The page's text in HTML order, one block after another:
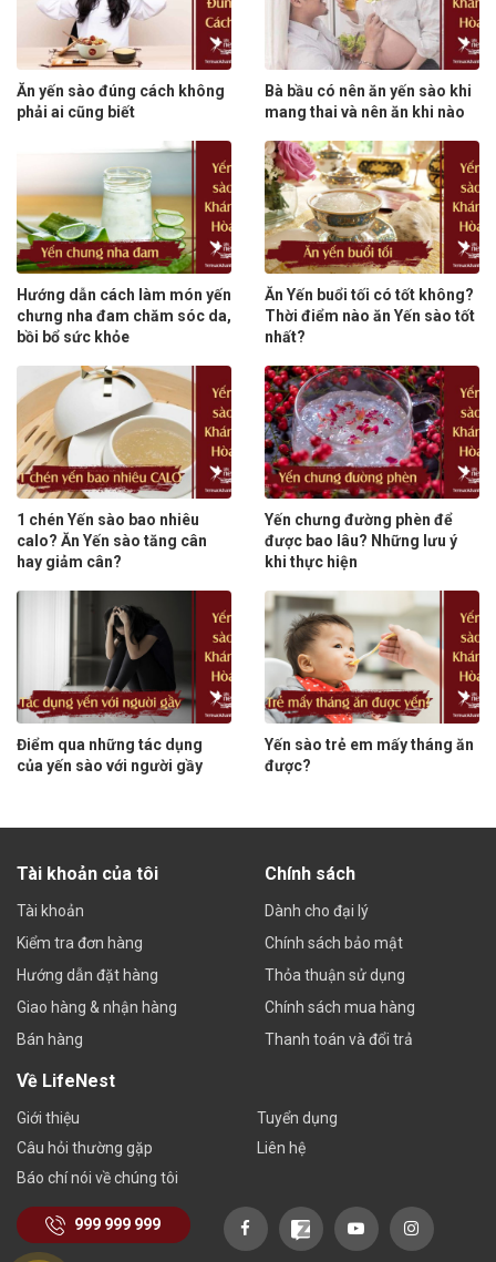
Ăn yến sào đúng cách không
phải ai cũng biết
Bà bầu có nên ăn yến sào khi
mang thai và nên ăn khi nào
Hướng dẫn cách làm món yến
chưng nha đam chăm sóc da,
bồi bổ sức khỏe
Ăn Yến buổi tối có tốt không?
Thời điểm nào ăn Yến sào tốt
nhất?
1 chén Yến sào bao nhiêu
calo? Ăn Yến sào tăng cân
hay giảm cân?
Yến chưng đường phèn để
được bao lâu? Những lưu ý
khi thực hiện
Điểm qua những tác dụng
của yến sào với người gầy
Yến sào trẻ em mấy tháng ăn
được?
Tài khoản của tôi
Tài khoản
Kiểm tra đơn hàng
Hướng dẫn đặt hàng
Giao hàng & nhận hàng
Bán hàng
Chính sách
Dành cho đại lý
Chính sách bảo mật
Thỏa thuận sử dụng
Chính sách mua hàng
Thanh toán và đổi trả
Về LifeNest
Giới thiệu
Câu hỏi thường gặp
Báo chí nói về chúng tôi
Tuyển dụng
Liên hệ
999 999 999